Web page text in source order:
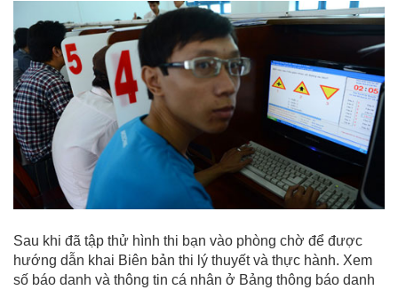
Sau khi đã tập thử hình thi bạn vào phòng chờ để được
hướng dẫn khai Biên bản thi lý thuyết và thực hành. Xem
số báo danh và thông tin cá nhân ở Bảng thông báo danh